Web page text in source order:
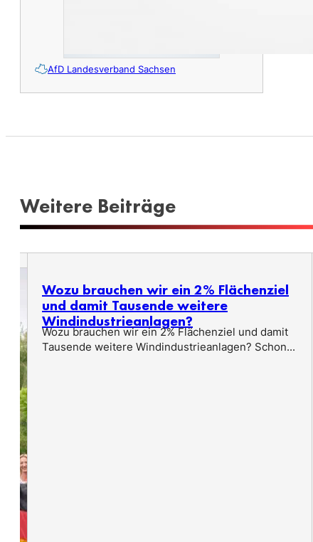
AfD Landesverband Sachsen
Weitere Beiträge
Wozu brauchen wir ein 2% Flächenziel
und damit Tausende weitere
Windindustrieanlagen?
Wozu brauchen wir ein 2% Flächenziel und damit
Tausende weitere Windindustrieanlagen? Schon...